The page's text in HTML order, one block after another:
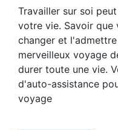
Travailler sur soi
votre vie. Savoir que
changer et
merveilleux voyage
durer toute une vie.
d'auto-assistance
voyage